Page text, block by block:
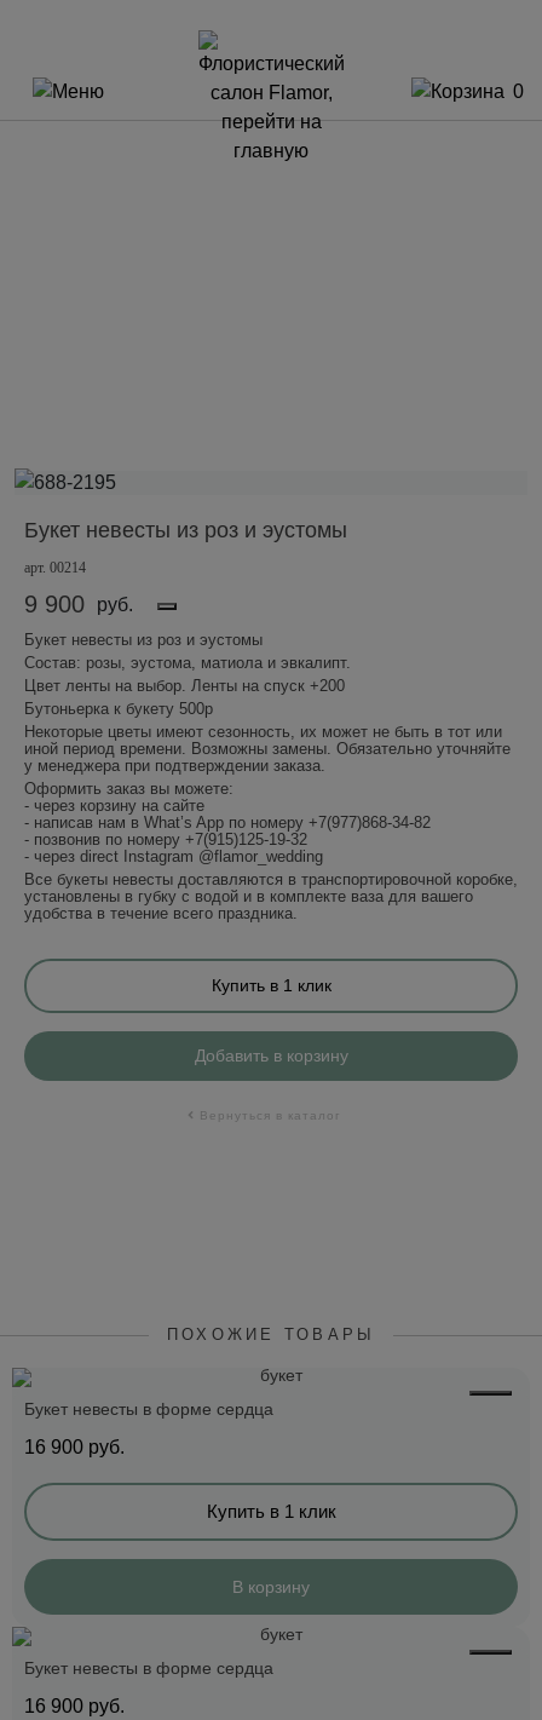
0
Букет невесты из роз и эустомы
арт. 00214
Букет невесты из роз и эустомы
Состав: розы, эустома, матиола и эвкалипт.
Цвет ленты на выбор. Ленты на спуск +200
Бутоньерка к букету 500р
Некоторые цветы имеют сезонность, их может не быть в тот или
иной период времени. Возможны замены. Обязательно уточняйте
у менеджера при подтверждении заказа.
Оформить заказ вы можете:
- через корзину на сайте
- написав нам в What’s App по номеру +7(977)868-34-82
- позвонив по номеру +7(915)125-19-32
- через direct Instagram @flamor_wedding
Все букеты невесты доставляются в транспортировочной коробке,
установлены в губку с водой и в комплекте ваза для вашего
удобства в течение всего праздника.
9 900 руб.
Купить в 1 клик
Добавить в корзину
Вернуться в каталог
ПОХОЖИЕ ТОВАРЫ
Букет невесты в форме сердца
16 900 руб.
Купить в 1 клик
В корзину
Букет невесты в форме сердца
16 900 руб.